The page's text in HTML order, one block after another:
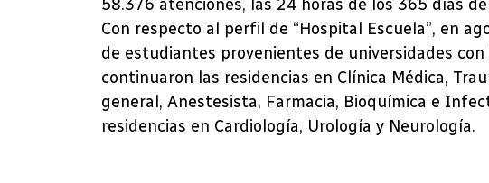
58.376 atenciones, las 24 horas de los 365 días
Con respecto al perfil de “Hospital Escuela”, en
de estudiantes provenientes de universidades
continuaron las residencias en Clínica Médica,
general, Anestesista, Farmacia, Bioquímica e
residencias en Cardiología, Urología y Neurología.